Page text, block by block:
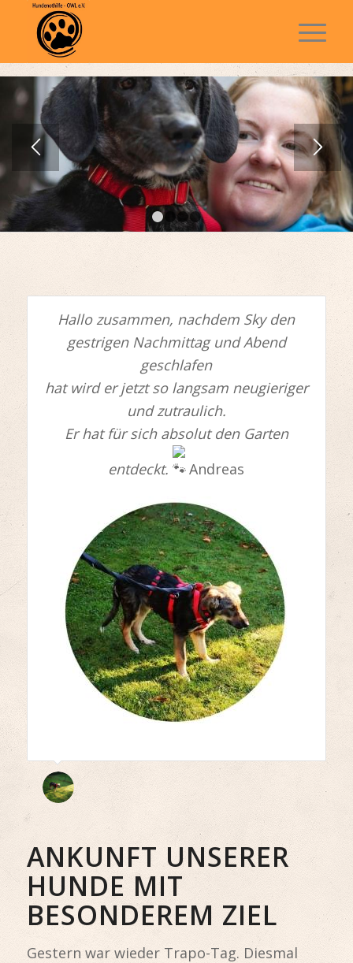
1 2 3 4
Hallo zusammen, nachdem Sky den
gestrigen Nachmittag und Abend
geschlafen
hat wird er jetzt so langsam neugieriger
und zutraulich.
Er hat für sich absolut den Garten
entdeckt.
Andreas
ANKUNFT UNSERER
HUNDE MIT
BESONDEREM ZIEL
Gestern war wieder Trapo-Tag. Diesmal